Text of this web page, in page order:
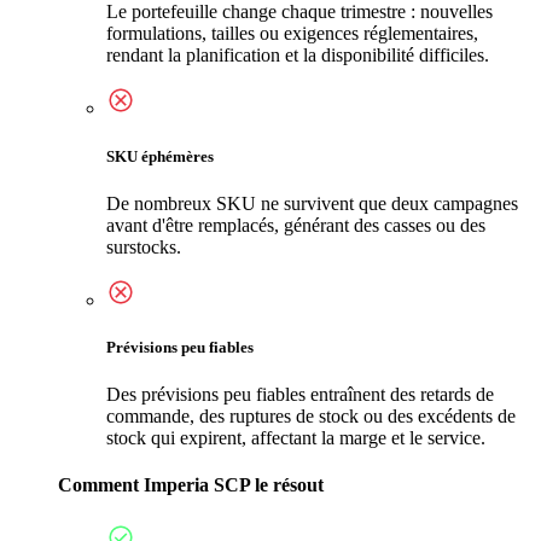
Le portefeuille change chaque trimestre : nouvelles
formulations, tailles ou exigences réglementaires,
rendant la planification et la disponibilité difficiles.
SKU éphémères
De nombreux SKU ne survivent que deux campagnes
avant d'être remplacés, générant des casses ou des
surstocks.
Prévisions peu fiables
Des prévisions peu fiables entraînent des retards de
commande, des ruptures de stock ou des excédents de
stock qui expirent, affectant la marge et le service.
Comment Imperia SCP le résout